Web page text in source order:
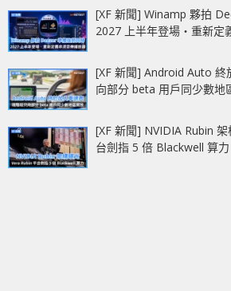
[XF 新聞] Winamp 夥拍
2027 上半年登場‧重新定
[XF 新聞] Android Auto
向部分 beta 用戶同少數地
[XF 新聞] NVIDIA Rubin
台劍指 5 倍 Blackwell 算力